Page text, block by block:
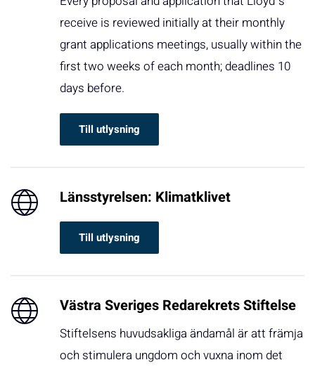
receive is reviewed initially at their monthly
grant applications meetings, usually within the
first two weeks of each month; deadlines 10
days before.
Till utlysning
Länsstyrelsen: Klimatklivet
Till utlysning
Västra Sveriges Redarekrets Stiftelse
Stiftelsens huvudsakliga ändamål är att främja
och stimulera ungdom och vuxna inom det